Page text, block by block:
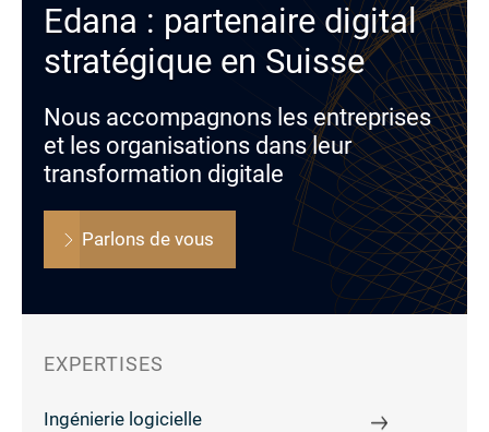
Edana : partenaire digital
stratégique en Suisse
Nous accompagnons les entreprises
et les organisations dans leur
transformation digitale
Parlons de vous
EXPERTISES
Ingénierie logicielle